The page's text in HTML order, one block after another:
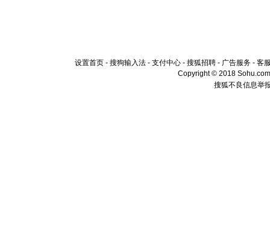
设置首页 - 搜狗输入法 - 支付中心 - 搜狐招聘 - 广告服务 - 客
Copyright © 2018
搜狐不良信息举